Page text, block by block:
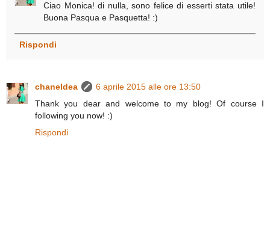
Ciao Monica! di nulla, sono felice di esserti stata utile!
Buona Pasqua e Pasquetta! :)
Rispondi
chaneldea
6 aprile 2015 alle ore 13:50
Thank you dear and welcome to my blog! Of course I
following you now! :)
Rispondi